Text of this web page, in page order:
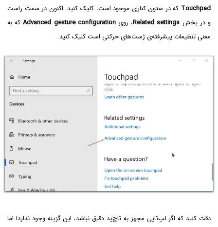
Touchpad که در ستون کناری موجود است، کلیک کنید. اکنون در سمت راست
و در بخش Related settings، رویAdvanced gesture configurationکه به
معنی تنظیمات پیشرفته‌ی ژست‌های حرکتی است کلیک کنید.
دقت کنید که اگر لپ‌تاپی مجهز به تاچ‌پد دقیق نباشد، این گزینه وجود ندارد! اما